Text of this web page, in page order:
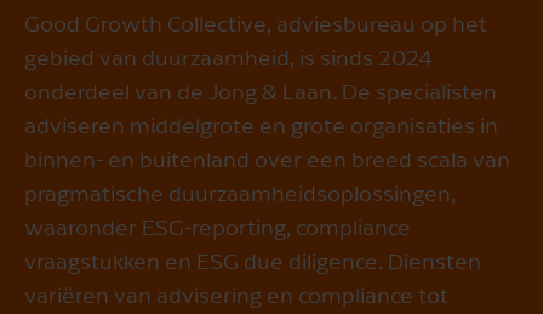
Good Growth Collective, adviesbureau op het
gebied van duurzaamheid, is sinds 2024
onderdeel van de Jong & Laan. De specialisten
adviseren middelgrote en grote organisaties in
binnen- en buitenland over een breed scala van
pragmatische duurzaamheidsoplossingen,
waaronder ESG-reporting, compliance
vraagstukken en ESG due diligence. Diensten
variëren van advisering en compliance tot